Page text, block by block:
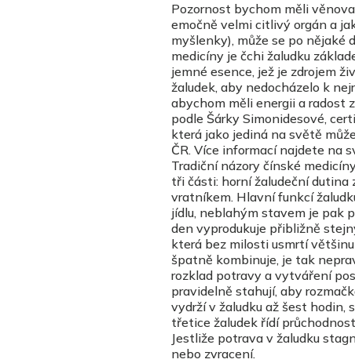
Pozornost bychom měli
emočně velmi citlivý orgán a
myšlenky), může se po nějaké
medicíny je čchi žaludku
jemné esence, jež je zdrojem
žaludek, aby nedocházelo k
abychom měli energii a radost
podle Šárky Simonidesové,
která jako jediná na světě
ČR. Více informací najdete na
Tradiční názory čínské
tři části: horní žaludeční dutina
vratníkem. Hlavní funkcí
jídlu, neblahým stavem je pak
den vyprodukuje přibližně
která bez milosti usmrtí většinu
špatně kombinuje, je tak
rozklad potravy a vytváření
pravidelně stahují, aby
vydrží v žaludku až šest hodin,
třetice žaludek řídí
Jestliže potrava v žaludku
nebo zvracení.